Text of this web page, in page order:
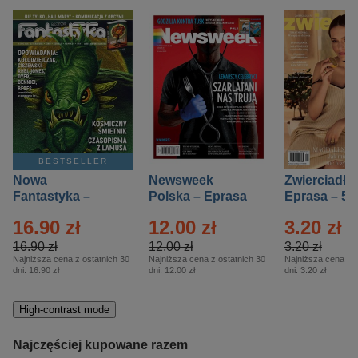
BESTSELLER
Nowa
Fantastyka –
16.90 zł
16.90 zł
Najniższa cena z ostatnich 30
dni: 16.90 zł
Newsweek
Polska – Eprasa
12.00 zł
12.00 zł
Najniższa cena z ostatnich 30
dni: 12.00 zł
Zwierciadło
Eprasa – 5/
3.20 zł
3.20 zł
Najniższa cena z
dni: 3.20 zł
High-contrast mode
Najczęściej kupowane razem